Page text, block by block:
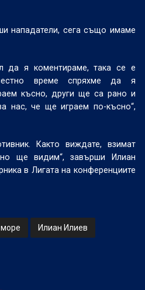
нападатели, сега също имаме
да я коментираме, така се е
време спряхме да я
късно, други ще са рано и
нас, че ще играем по-късно“,
Както виждате, взимат
но ще видим“, завърши Илиан
в Лигата на конференциите
Илиан Илиев